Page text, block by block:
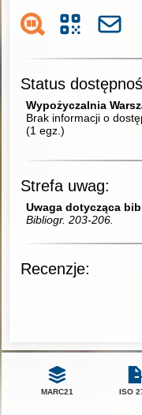
Status
Wypożyczalnia
Brak informacji o
(1 egz.)
Strefa uwag:
Uwaga dotycząca
Bibliogr. 203-206.
Recenzje:
MARC21 ISO